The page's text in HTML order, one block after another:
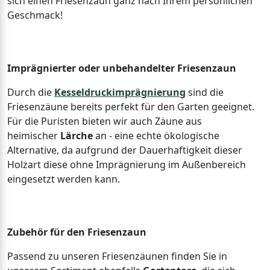
Geschmack!
Imprägnierter oder unbehandelter Friesenzaun
Durch die Kesseldruckimprägnierung sind die
Friesenzäune bereits perfekt für den Garten geeignet.
Für die Puristen bieten wir auch Zäune aus
heimischer Lärchean - eine echte ökologische
Alternative, da aufgrund der Dauerhaftigkeit dieser
Holzart diese ohne Imprägnierung im Außenbereich
eingesetzt werden kann.
Zubehör für den Friesenzaun
Passend zu unseren Friesenzäunen finden Sie in